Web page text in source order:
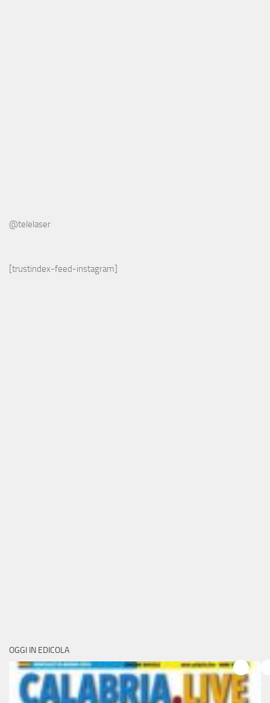
@telelaser
[trustindex-feed-instagram]
OGGI IN EDICOLA